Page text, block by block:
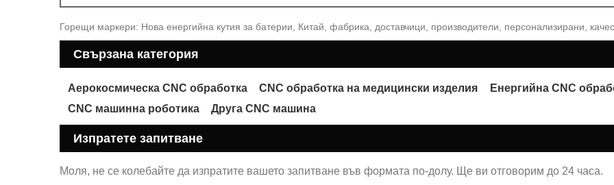
Горещи маркери: Нова енергийна кутия за батерии, Китай, фабрика, доставчици, производители, персонализирани,
Свързана категория
Аерокосмическа CNC обработка CNC обработка на медицински изделия
Енергийна CNC
CNC машинна роботика
Друга CNC машина
Изпратете запитване
Моля, не се колебайте да изпратите вашето запитване във формата по-долу. Ще ви отговорим до 24 часа.